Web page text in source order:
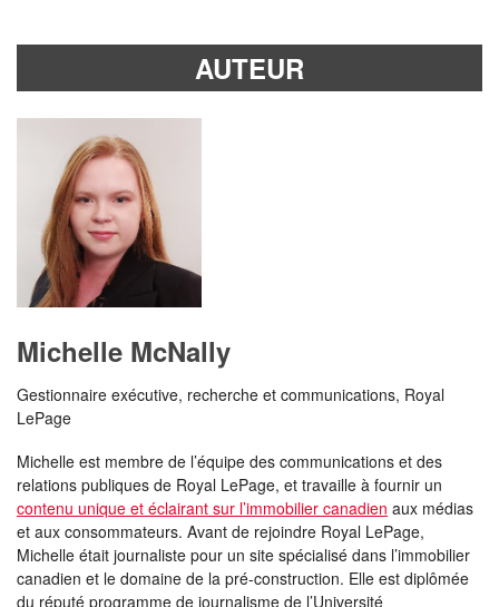
AUTEUR
Michelle McNally
Gestionnaire exécutive, recherche et communications, Royal
LePage
Michelle est membre de l’équipe des communications et des
relations publiques de Royal LePage, et travaille à fournir un
contenu unique et éclairant sur l’immobilier canadien aux médias
et aux consommateurs. Avant de rejoindre Royal LePage,
Michelle était journaliste pour un site spécialisé dans l’immobilier
canadien et le domaine de la pré-construction. Elle est diplômée
du réputé programme de journalisme de l’Université